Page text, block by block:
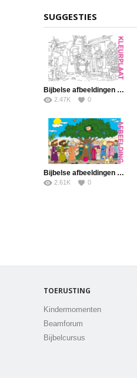
SUGGESTIES
Bijbelse afbeeldingen en kleurplaten – Lucas 2 – Jozef, Maria, geen plaats, stal, Messias, Bethlehem
2.47K 0
Bijbelse afbeeldingen en kleurplaten – Lucas 19 – Boom, Jezus bezoekt tollenaar Zacheüs, mensen boos
2.61K 0
TOERUSTING
Kindermomenten
Beamforum
Bijbelcursus